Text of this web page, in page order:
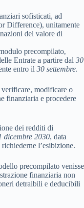
sofisticati, ad
Difference), unitamente
del valore di
precompilato,
Entrate a partire dal 30
entro il 30 settembre.
verificare, modificare o
finanziaria e procedere
dei redditi di
dicembre 2030, data
l’esibizione.
precompilato venisse
finanziaria non
detraibili e deducibili